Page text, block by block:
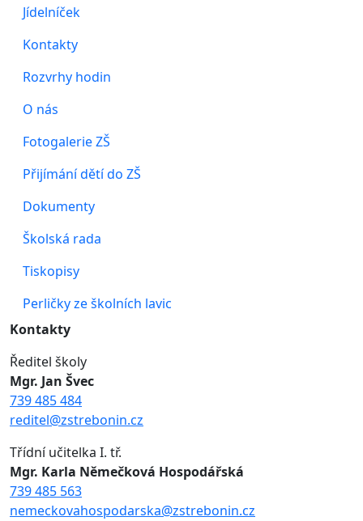
Jídelníček
Kontakty
Rozvrhy hodin
O nás
Fotogalerie ZŠ
Přijímání dětí do ZŠ
Dokumenty
Školská rada
Tiskopisy
Perličky ze školních lavic
Kontakty
Ředitel školy
Mgr. Jan Švec
739 485 484
reditel@zstrebonin.cz
Třídní učitelka I. tř.
Mgr. Karla Němečková Hospodářská
739 485 563
nemeckovahospodarska@zstrebonin.cz